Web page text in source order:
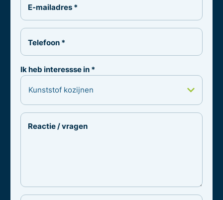
E-mailadres *
Telefoon *
Ik heb interessse in *
Reactie / vragen